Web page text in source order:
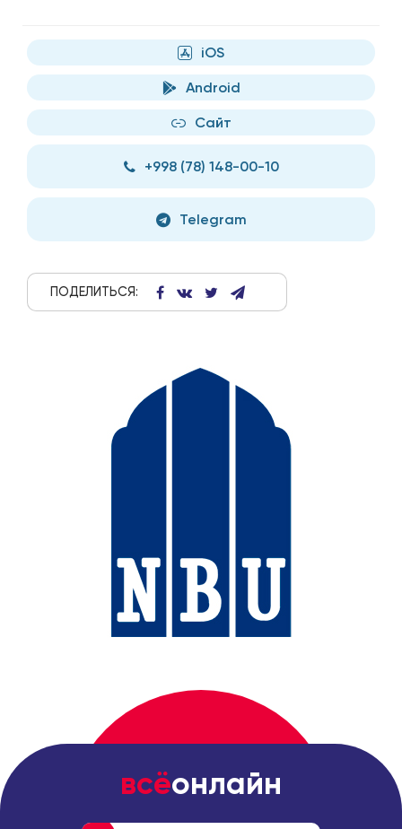
iOS
Android
Сайт
+998 (78) 148-00-10
Telegram
ПОДЕЛИТЬСЯ:
всёонлайн